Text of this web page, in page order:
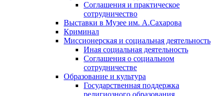
Соглашения и практическое
сотрудничество
Выставки в Музее им. А.Сахарова
Криминал
Миссионерская и социальная деятельность
Иная социальная деятельность
Соглашения о социальном
сотрудничестве
Образование и культура
Государственная поддержка
религиозного образования